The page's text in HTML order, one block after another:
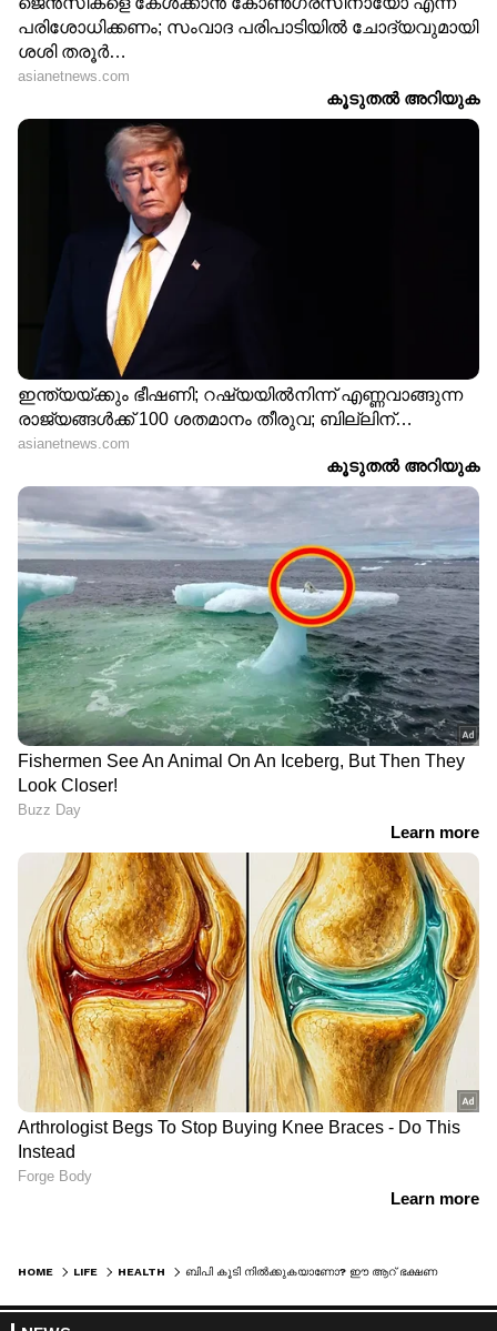
HOME LIFE HEALTH ബിപി കൂടി നിൽക്കുകയാണോ? ഈ ആറ് ഭക്ഷണങ്ങൾ ഡയറ്റിൽ ഉൾപ്പെടുത്തൂ